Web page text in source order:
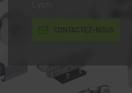
CONTACTEZ-NOUS